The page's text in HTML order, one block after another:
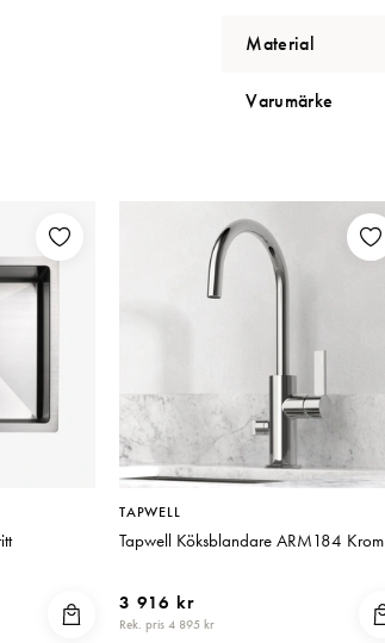
Material
Varumärke
TAPWELL
Tapwell Köksblandare ARM184 Krom
3 916 kr
Rek. pris 4 895 kr